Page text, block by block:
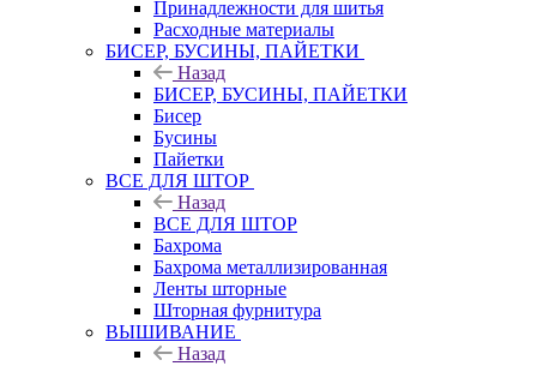
Принадлежности для шитья
Расходные материалы
БИСЕР, БУСИНЫ, ПАЙЕТКИ
Назад
БИСЕР, БУСИНЫ, ПАЙЕТКИ
Бисер
Бусины
Пайетки
ВСЕ ДЛЯ ШТОР
Назад
ВСЕ ДЛЯ ШТОР
Бахрома
Бахрома металлизированная
Ленты шторные
Шторная фурнитура
ВЫШИВАНИЕ
Назад